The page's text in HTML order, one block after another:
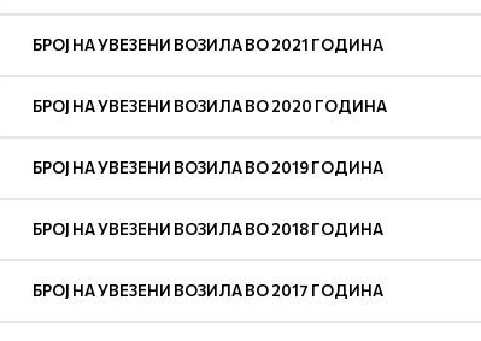
БРОЈ НА УВЕЗЕНИ ВОЗИЛА ВО 2021 ГОДИНА
БРОЈ НА УВЕЗЕНИ ВОЗИЛА ВО 2020 ГОДИНА
БРОЈ НА УВЕЗЕНИ ВОЗИЛА ВО 2019 ГОДИНА
БРОЈ НА УВЕЗЕНИ ВОЗИЛА ВО 2018 ГОДИНА
БРОЈ НА УВЕЗЕНИ ВОЗИЛА ВО 2017 ГОДИНА